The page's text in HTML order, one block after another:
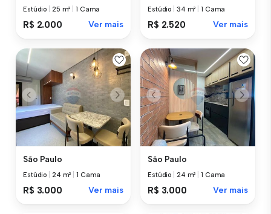
Estúdio 25 m² |1 Cama
R$ 2.000 Ver mais
Estúdio 34 m² |1 Cama
R$ 2.520 Ver mais
São Paulo
Estúdio 24 m² |1 Cama
R$ 3.000 Ver mais
São Paulo
Estúdio 24 m² |1 Cama
R$ 3.000 Ver mais